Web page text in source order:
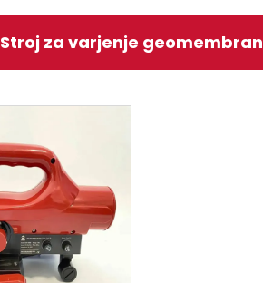
Stroj za varjenje geomembran